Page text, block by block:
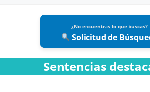
¿No encuentras lo que buscas?
Solicitud de
Sentencias